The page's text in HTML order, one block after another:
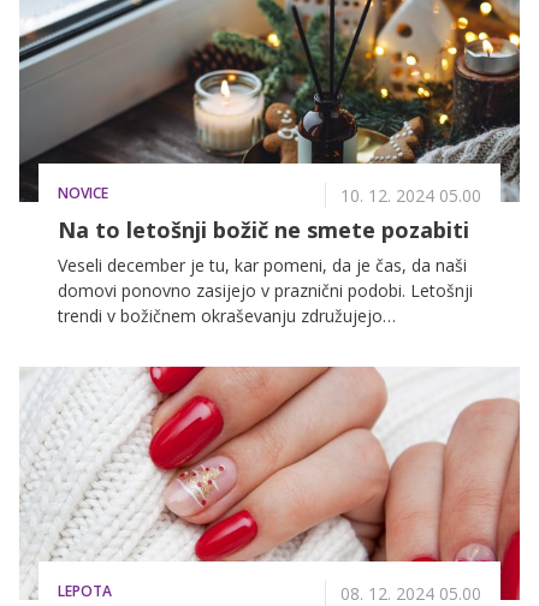
komedij do ganljivih dram – vsakdo bo našel nekaj
zase. Za vas smo pripravili seznam vseh filmov, ki jih
letos ne smete spregledati.
NOVICE 10. 12. 2024 05.00
Na to letošnji božič ne smete pozabiti
Veseli december je tu, kar pomeni, da je čas, da naši
domovi ponovno zasijejo v praznični podobi. Letošnji
trendi v božičnem okraševanju združujejo
minimalistični slog. Poleg klasičnih božičnih dreves in
okraskov igrajo pomembno vlogo tudi detajli, kot so
dišeče sveče, mehke tkanine in elegantni poudarki v
klasičnih prazničnih barvah.
LEPOTA 08. 12. 2024 05.00